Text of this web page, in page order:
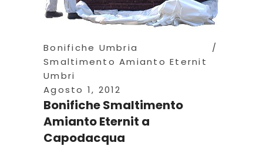
Bonifiche Umbria
Smaltimento Amianto Eternit
Umbri
Agosto 1, 2012
Bonifiche Smaltimento
Amianto Eternit a
Capodacqua